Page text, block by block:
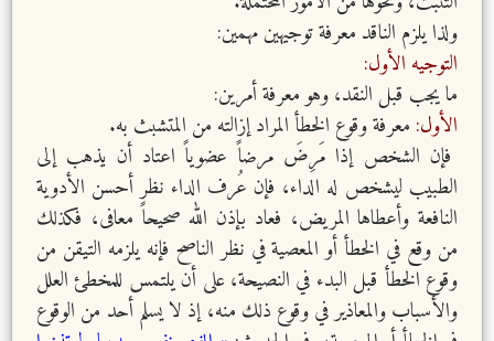
ولذا يلزم الناقد معرفة توجيهين مهمين:
التوجيه الأول:
ما يجب قبل النقد، وهو معرفة أمرين:
الأول: معرفة وقوع الخطأ المراد إزالته من المتشبث به.
فإن الشخص إذا مَرِضَ مرضاً عضوياً اعتاد أن يذهب إلى
الطبيب ليشخص له الداء، فإن عُرف الداء نظر أحسن الأدوية
النافعة وأعطاها المريض، فعاد بإذن الله صحيحاً معافى، فكذلك
من وقع في الخطأ أو المعصية في نظر الناصح فإنه يلزمه التيقن من
وقوع الخطأ قبل البدء في النصيحة، على أن يلتمس للمخطئ العلل
والأسباب والمعاذير في وقوع ذلك منه، إذ لا يسلم أحد من الوقوع